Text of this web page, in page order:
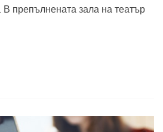
В препълнената зала на театър